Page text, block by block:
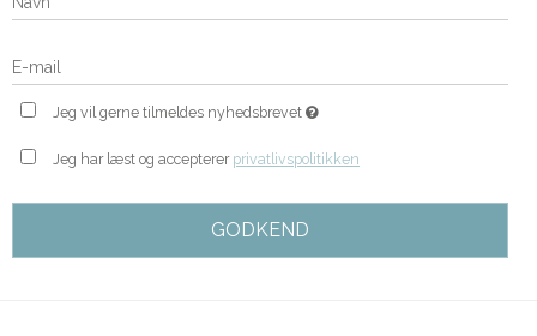
Jeg vil gerne tilmeldes nyhedsbrevet
Jeg har læst og accepterer privatlivspolitikken
GODKEND